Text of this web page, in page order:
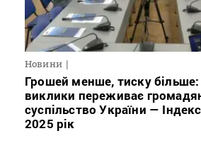
Новини
Грошей менше, тиску більше:
виклики переживає
суспільство України —
2025 рік